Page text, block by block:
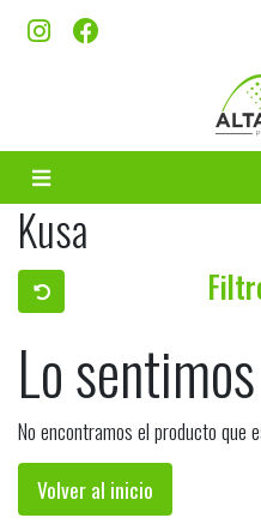
Kusa
Lo sentimos
No encontramos el producto que
Volver al inicio